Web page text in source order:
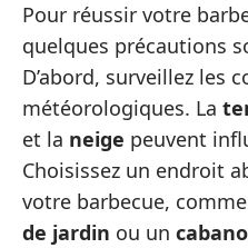
Pour réussir votre
quelques précautions
D’abord, surveillez les
météorologiques. La
et la neige peuvent
Choisissez un endroit
votre barbecue,
de jardin ou un